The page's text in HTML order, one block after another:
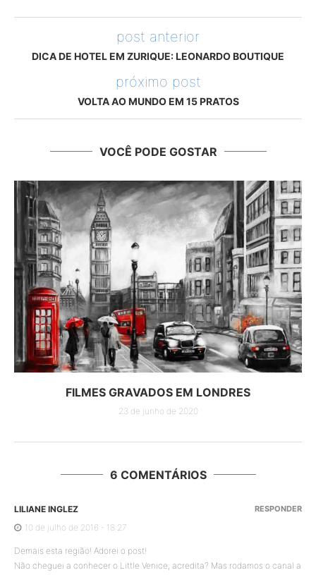
post anterior
DICA DE HOTEL EM ZURIQUE: LEONARDO BOUTIQUE
próximo post
VOLTA AO MUNDO EM 15 PRATOS
VOCÊ PODE GOSTAR
FILMES GRAVADOS EM LONDRES
23 de junho de 2020
6 COMENTÁRIOS
LILIANE INGLEZ
10 de julho de 2016 - 18:27
Demais esta região! Adorei o post!
Não cheguei a conhecer o Little Venice, acredita? Mas rodamos o canal a
RESPONDER